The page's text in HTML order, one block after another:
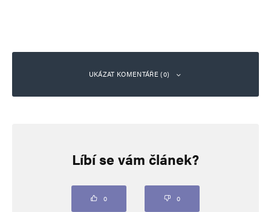
UKÁZAT KOMENTÁŘE (0)
Vaše e-mailová adresa nebude zveřejněna. Vyžadované informace jsou
Líbí se vám článek?
0 0